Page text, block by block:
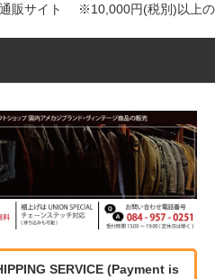
通販サイト ※10,000円(税別)以上の
SERVICE (Payment is